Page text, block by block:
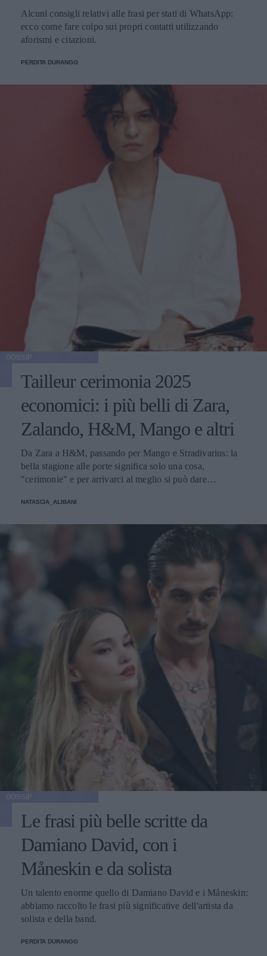
Alcuni consigli relativi alle frasi per stati di WhatsApp:
ecco come fare colpo sui propri contatti utilizzando
aforismi e citazioni.
PERDITA DURANGO
Tailleur cerimonia 2025
economici: i più belli di Zara,
Zalando, H&M, Mango e altri
Da Zara a H&M, passando per Mango e Stradivarius: la
bella stagione alle porte significa solo una cosa,
"cerimonie" e per arrivarci al meglio si può dare
NATASCIA_ALIBANI
Le frasi più belle scritte da
Damiano David, con i
Måneskin e da solista
Un talento enorme quello di Damiano David e i Måneskin:
abbiamo raccolto le frasi più significative dell'artista da
solista e della band.
PERDITA DURANGO